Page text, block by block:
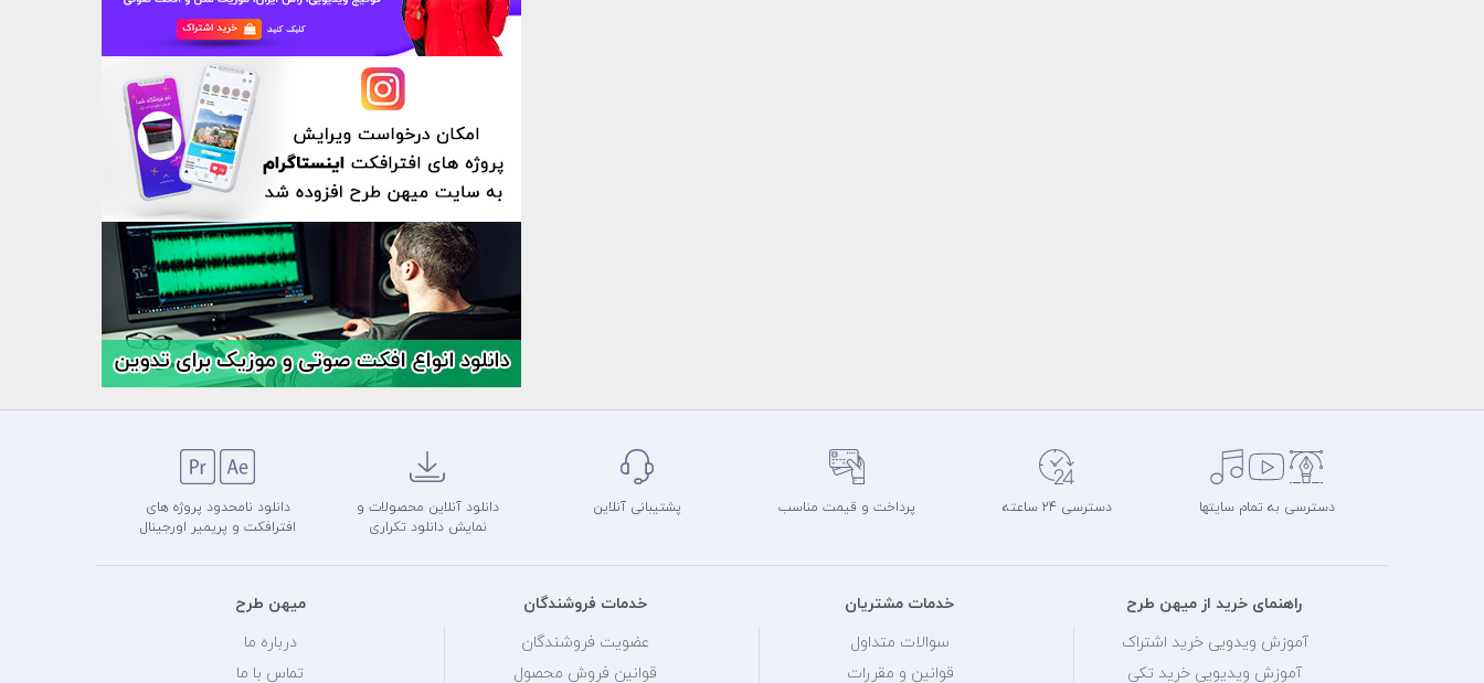
دسترسی به تمام سایتها دسترسی 24 ساعته پرداخت و قیمت مناسب پشتیبانی آنلاین
دانلود آنلاین محصولات و
نمایش دانلود تکراری
دانلود نامحدود پروژه های
افترافکت و پریمیر اورجینال
راهنمای خرید از میهن طرح
آموزش ویدویی خرید اشتراک
آموزش ویدیویی خرید تکی
خدمات مشتریان
سوالات متداول
قوانین و مقررات
خدمات فروشندگان
عضویت فروشندگان
قوانین فروش محصول
میهن طرح
درباره ما
تماس با ما